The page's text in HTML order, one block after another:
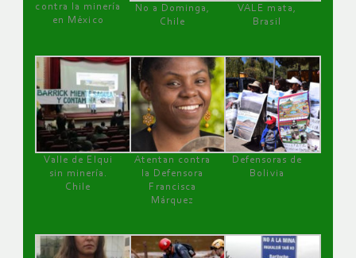
contra la minería
en México
No a Dominga,
Chile
VALE mata,
Brasil
Valle de Elqui
sin minería.
Chile
Atentan contra
la Defensora
Francisca
Márquez
Defensoras de
Bolivia